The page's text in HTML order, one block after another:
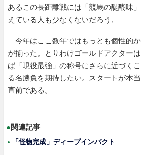
あるこの長距離戦には「競馬の醍醐味
えている人も少なくないだろう。
今年はここ数年ではもっとも個性的
が揃った。とりわけゴールドアクター
ば「現役最強」の称号にさらに近づく
る名勝負を期待したい。スタートが本
直前である。
●関連記事
「怪物完成」ディープインパクト